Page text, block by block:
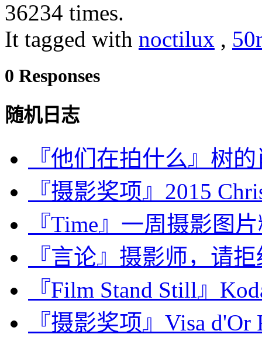
36234 times.
It tagged with noctilux ,
0 Responses
随机日志
『他们在拍什么』树
『摄影奖项』2015
『Time』一周摄影图
『言论』摄影师，请
『Film Stand Still』
『摄影奖项』Visa d'Or